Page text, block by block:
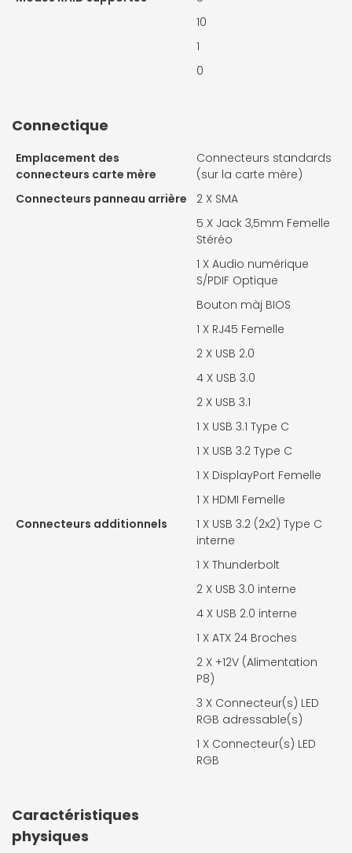
10
1
0
Connectique
Emplacement des
connecteurs carte mère
Connecteurs standards
(sur la carte mère)
Connecteurs panneau arrière
2 X SMA
5 X Jack 3,5mm Femelle
Stéréo
1 X Audio numérique
S/PDIF Optique
Bouton màj BIOS
1 X RJ45 Femelle
2 X USB 2.0
4 X USB 3.0
2 X USB 3.1
1 X USB 3.1 Type C
1 X USB 3.2 Type C
1 X DisplayPort Femelle
1 X HDMI Femelle
Connecteurs additionnels
1 X USB 3.2 (2x2) Type C
interne
1 X Thunderbolt
2 X USB 3.0 interne
4 X USB 2.0 interne
1 X ATX 24 Broches
2 X +12V (Alimentation
P8)
3 X Connecteur(s) LED
RGB adressable(s)
1 X Connecteur(s) LED
RGB
Caractéristiques
physiques